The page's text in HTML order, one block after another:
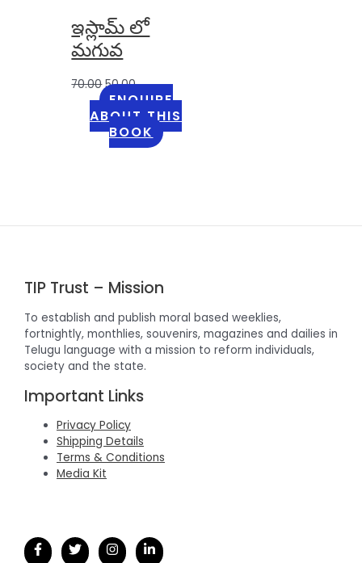
ఇస్లామ్ లో
మగువ
70.00 50.00
ENQUIRE
ABOUT THIS
BOOK
TIP Trust – Mission
To establish and publish moral based weeklies,
fortnightly, monthlies, souvenirs, magazines and dailies in
Telugu language with a mission to reform individuals,
society and the state.
Important Links
Privacy Policy
Shipping Details
Terms & Conditions
Media Kit